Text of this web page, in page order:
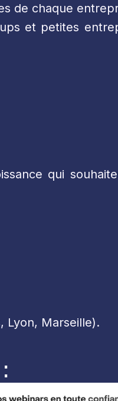
de chaque
et petites
qui
Lyon, Marseille).